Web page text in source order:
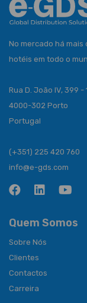
No mercado há
hotéis em todo o
Rua D. João IV, 399 -
4000-302 Porto
Portugal
(+351) 225 420 760
info@e-gds.com
Quem Somos
Sobre Nós
Clientes
Contactos
Carreira